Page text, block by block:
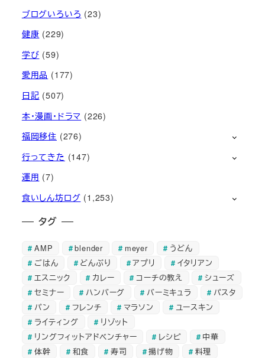
ブログいろいろ (23)
健康 (229)
学び (59)
愛用品 (177)
日記 (507)
本・漫画・ドラマ (226)
福岡移住 (276)
行ってきた (147)
運用 (7)
食いしん坊ログ (1,253)
タグ
AMP blender meyer
うどん
ごはん
どんぶり アプリ
イタリアン
エスニック
カレー コーチの教え
シューズ
セミナー
ハンバーグ バーミキュラ
パスタ
パン
フレンチ マラソン
ユースキン
ライティング
リゾット
リングフィットアドベンチャー
レシピ
中華
体幹
和食 寿司 揚げ物 料理